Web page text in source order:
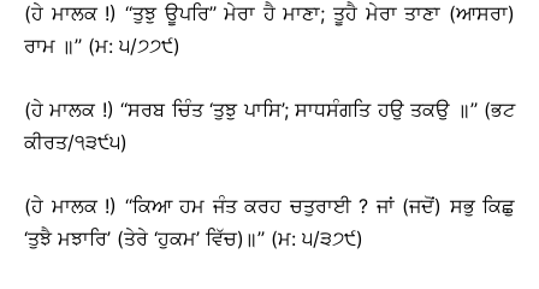
(ਹੇ ਮਾਲਕ !) ‘‘ਤੁਝੁ ਊਪਰਿ’’ ਮੇਰਾ ਹੈ ਮਾਣਾ; ਤੂਹੈ ਮੇਰਾ ਤਾਣਾ (ਆਸਰਾ)
ਰਾਮ ॥’’ (ਮ: ੫/੭੭੯)
(ਹੇ ਮਾਲਕ !) ‘‘ਸਰਬ ਚਿੰਤ ‘ਤੁਝੁ ਪਾਸਿ’; ਸਾਧਸੰਗਤਿ ਹਉ ਤਕਉ ॥’’ (ਭਟ
ਕੀਰਤ/੧੩੯੫)
(ਹੇ ਮਾਲਕ !) ‘‘ਕਿਆ ਹਮ ਜੰਤ ਕਰਹ ਚਤੁਰਾਈ ? ਜਾਂ (ਜਦੋਂ) ਸਭੁ ਕਿਛੁ
‘ਤੁਝੈ ਮਝਾਰਿ’ (ਤੇਰੇ ‘ਹੁਕਮ’ ਵਿੱਚ)॥’’ (ਮ: ੫/੩੭੯)